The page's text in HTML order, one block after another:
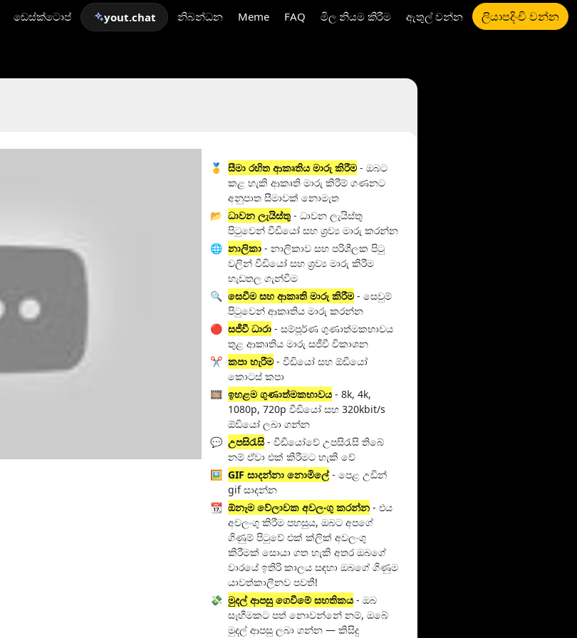
ඩෙස්ක්ටොප් yout.chat නිබන්ධන Meme FAQ මිල නියම කිරීම ඇතුල් වන්න ලියාපදිංචි වන්න
🥇 සීමා රහිත ආකෘතිය මාරු කිරීම - ඔබට
කළ හැකි ආකෘති මාරු කිරීම් ගණනට
අනුපාත සීමාවක් නොමැත
📂 ධාවන ලැයිස්තු - ධාවන ලැයිස්තු
පිටුවෙන් වීඩියෝ සහ ශ්‍රව්‍ය මාරු කරන්න
🌐 නාලිකා - නාලිකාව සහ පරිශීලක පිටු
වලින් වීඩියෝ සහ ශ්‍රව්‍ය මාරු කිරීම
හැඩතල ගැන්වීම
🔍 සෙවීම සහ ආකෘති මාරු කිරීම - සෙවුම්
පිටුවෙන් ආකෘතිය මාරු කරන්න
🔴 සජීවී ධාරා - සම්පූර්ණ ගුණාත්මකභාවය
තුළ ආකෘතිය මාරු සජීවී විකාශන
✂️ කපා හැරීම - වීඩියෝ සහ ඕඩියෝ
කොටස් කපා
🎞️ ඉහළම ගුණාත්මකභාවය - 8k, 4k,
1080p, 720p වීඩියෝ සහ 320kbit/s
ඕඩියෝ ලබා ගන්න
💬 උපසිරැසි - වීඩියෝවේ උපසිරැසි තිබේ
නම් ඒවා එක් කිරීමට හැකි වේ
🖼️ GIF සාදන්නා නොමිලේ- පෙළ උඩින්
gif සාදන්න
📆 ඕනෑම වේලාවක අවලංගු කරන්න - එය
අවලංගු කිරීම පහසුය, ඔබට අපගේ
ගිණුම් පිටුවේ එක් ක්ලික් අවලංගු
කිරීමක් සොයා ගත හැකි අතර ඔබගේ
වාරයේ ඉතිරි කාලය සඳහා ඔබගේ ගිණුම
යාවත්කාලීනව පවතී!
💸 මුදල් ආපසු ගෙවීමේ සහතිකය - ඔබ
සෑහීමකට පත් නොවන්නේ නම්, ඔබේ
මුදල් ආපසු ලබා ගන්න — කිසිදු